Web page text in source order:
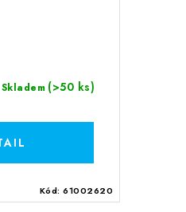
Skladem (>50 ks)
Kód: 61002620